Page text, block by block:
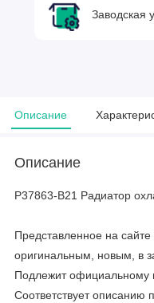
Заводская
Описание
Описание
P37863-B21 Радиатор
Представленное на
оригинальным, новым, в
Подлежит официальному
Соответствует описанию